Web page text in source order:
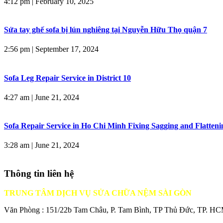
Sửa tay ghế sofa bị lún nghiêng tại Nguyễn Hữu Thọ quận 7
2:56 pm | September 17, 2024
Sofa Leg Repair Service in District 10
4:27 am | June 21, 2024
Sofa Repair Service in Ho Chi Minh Fixing Sagging and
3:28 am | June 21, 2024
Thông tin liên hệ
TRUNG TÂM DỊCH VỤ SỬA CHỮA NỆM SÀI GÒN
Văn Phòng : 151/22b Tam Châu, P. Tam Bình, TP Thủ Đức, TP.